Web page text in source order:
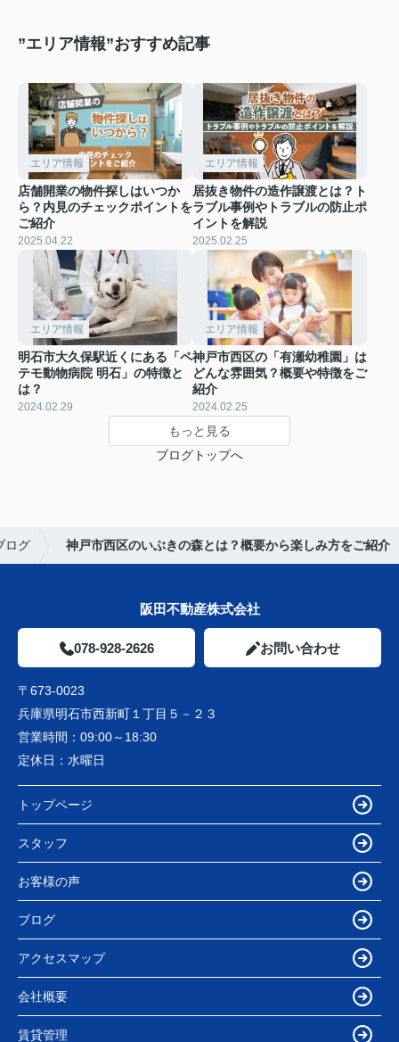
”エリア情報”おすすめ記事
エリア情報
店舗開業の物件探しはいつか
ら？内見のチェックポイントを
ご紹介
2025.04.22
エリア情報
居抜き物件の造作譲渡とは？ト
ラブル事例やトラブルの防止ポ
イントを解説
2025.02.25
エリア情報
明石市大久保駅近くにある「ペ
テモ動物病院 明石」の特徴と
は？
2024.02.29
エリア情報
神戸市西区の「有瀬幼稚園」は
どんな雰囲気？概要や特徴をご
紹介
2024.02.25
もっと見る
ブログトップへ
ログ 神戸市西区のいぶきの森とは？概要から楽しみ方をご紹介
阪田不動産株式会社
078-928-2626 お問い合わせ
〒673-0023
兵庫県明石市西新町１丁目５－２３
営業時間： 09:00～18:30
定休日： 水曜日
トップページ
スタッフ
お客様の声
ブログ
アクセスマップ
会社概要
賃貸管理